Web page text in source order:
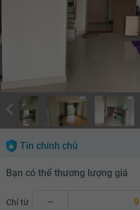
Tin chính chủ
Bạn có thể thương lượng giá
Chỉ từ